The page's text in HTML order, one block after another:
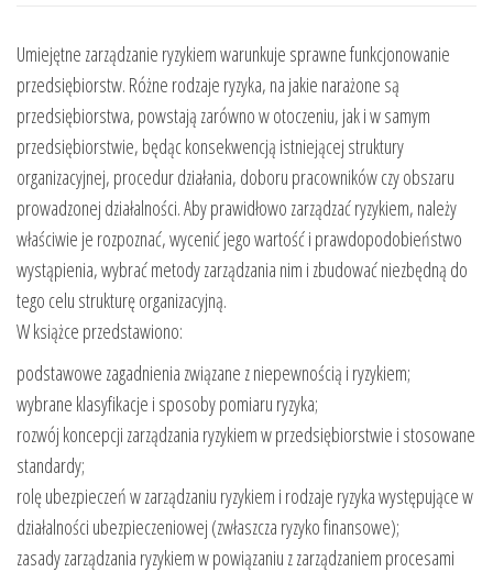
Umiejętne zarządzanie ryzykiem warunkuje sprawne funkcjonowanie
przedsiębiorstw. Różne rodzaje ryzyka, na jakie narażone są
przedsiębiorstwa, powstają zarówno w otoczeniu, jak i w samym
przedsiębiorstwie, będąc konsekwencją istniejącej struktury
organizacyjnej, procedur działania, doboru pracowników czy obszaru
prowadzonej działalności. Aby prawidłowo zarządzać ryzykiem, należy
właściwie je rozpoznać, wycenić jego wartość i prawdopodobieństwo
wystąpienia, wybrać metody zarządzania nim i zbudować niezbędną do
tego celu strukturę organizacyjną.
W książce przedstawiono:
podstawowe zagadnienia związane z niepewnością i ryzykiem;
wybrane klasyfikacje i sposoby pomiaru ryzyka;
rozwój koncepcji zarządzania ryzykiem w przedsiębiorstwie i stosowane
standardy;
rolę ubezpieczeń w zarządzaniu ryzykiem i rodzaje ryzyka występujące w
działalności ubezpieczeniowej (zwłaszcza ryzyko finansowe);
zasady zarządzania ryzykiem w powiązaniu z zarządzaniem procesami